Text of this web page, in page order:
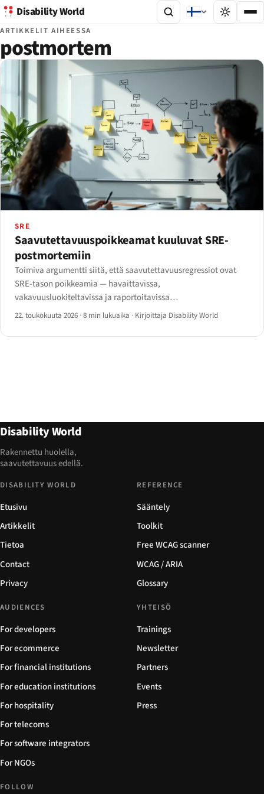
Disability World
ARTIKKELIT AIHEESSA
postmortem
SRE
Saavutettavuuspoikkeamat kuuluvat SRE-
postmortemiin
Toimiva argumentti siitä, että saavutettavuusregressiot ovat
SRE-tason poikkeamia — havaittavissa,
vakavuusluokiteltavissa ja raportoitavissa
PagerDuty/Opsgenie/Statuspageen.
22. toukokuuta 2026 ·8 min lukuaika · Kirjoittaja Disability World
Disability World
Rakennettu huolella,
saavutettavuus edellä.
DISABILITY WORLD
Etusivu
Artikkelit
Tietoa
Contact
Privacy
REFERENCE
Sääntely
Toolkit
Free WCAG scanner
WCAG / ARIA
Glossary
AUDIENCES
For developers
For ecommerce
For financial institutions
For education institutions
For hospitality
For telecoms
For software integrators
For NGOs
YHTEISÖ
Trainings
Newsletter
Partners
Events
Press
FOLLOW